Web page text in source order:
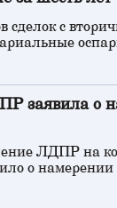
сделок с
заявила о
ЛДПР на
о намерении